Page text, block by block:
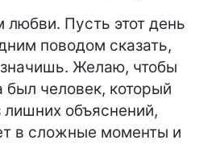
любви. Пусть этот день
поводом сказать,
Желаю, чтобы
был человек, который
лишних объяснений,
в сложные моменты и